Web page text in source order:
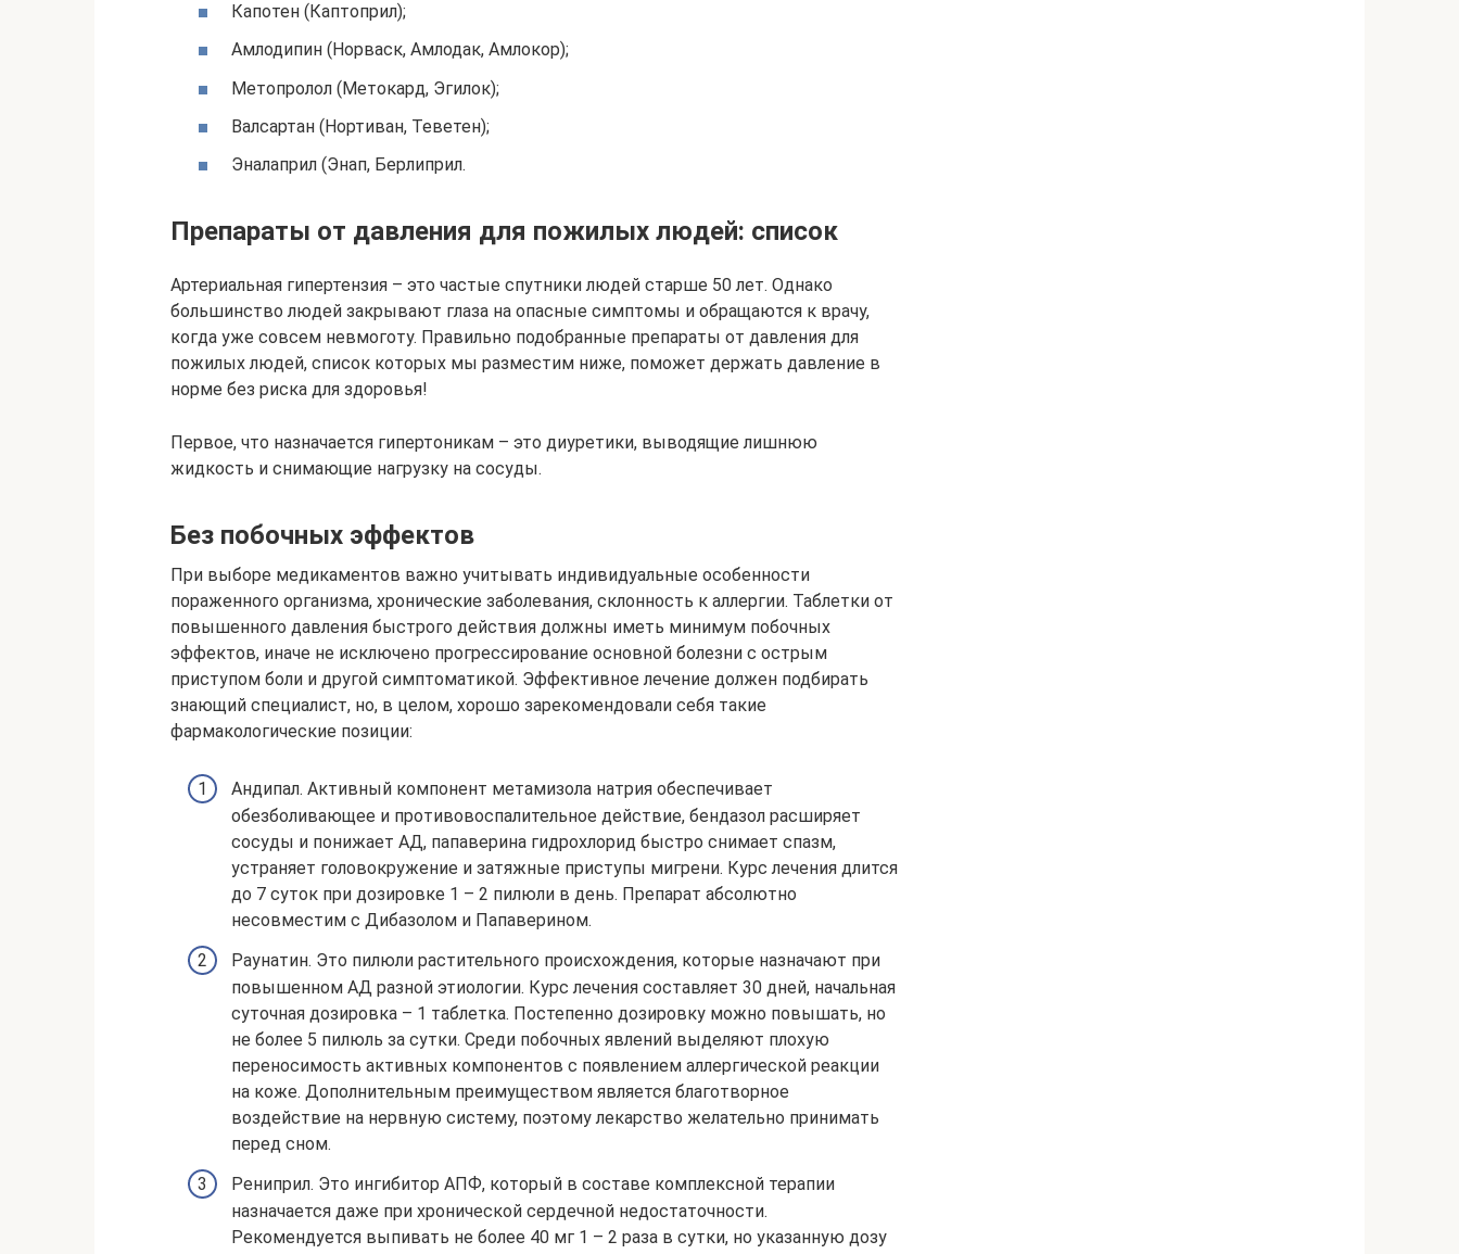
Капотен (Каптоприл);
Амлодипин (Норваск, Амлодак, Амлокор);
Метопролол (Метокард, Эгилок);
Валсартан (Нортиван, Теветен);
Эналаприл (Энап, Берлиприл.
Препараты от давления для пожилых людей: список
Артериальная гипертензия – это частые спутники людей старше 50 лет. Однако
большинство людей закрывают глаза на опасные симптомы и обращаются к врачу,
когда уже совсем невмоготу. Правильно подобранные препараты от давления для
пожилых людей, список которых мы разместим ниже, поможет держать давление в
норме без риска для здоровья!
Первое, что назначается гипертоникам – это диуретики, выводящие лишнюю
жидкость и снимающие нагрузку на сосуды.
Без побочных эффектов
При выборе медикаментов важно учитывать индивидуальные особенности
пораженного организма, хронические заболевания, склонность к аллергии. Таблетки от
повышенного давления быстрого действия должны иметь минимум побочных
эффектов, иначе не исключено прогрессирование основной болезни с острым
приступом боли и другой симптоматикой. Эффективное лечение должен подбирать
знающий специалист, но, в целом, хорошо зарекомендовали себя такие
фармакологические позиции:
Андипал. Активный компонент метамизола натрия обеспечивает
обезболивающее и противовоспалительное действие, бендазол расширяет
сосуды и понижает АД, папаверина гидрохлорид быстро снимает спазм,
устраняет головокружение и затяжные приступы мигрени. Курс лечения длится
до 7 суток при дозировке 1 – 2 пилюли в день. Препарат абсолютно
несовместим с Дибазолом и Папаверином.
Раунатин. Это пилюли растительного происхождения, которые назначают при
повышенном АД разной этиологии. Курс лечения составляет 30 дней, начальная
суточная дозировка – 1 таблетка. Постепенно дозировку можно повышать, но
не более 5 пилюль за сутки. Среди побочных явлений выделяют плохую
переносимость активных компонентов с появлением аллергической реакции
на коже. Дополнительным преимуществом является благотворное
воздействие на нервную систему, поэтому лекарство желательно принимать
перед сном.
Рениприл. Это ингибитор АПФ, который в составе комплексной терапии
назначается даже при хронической сердечной недостаточности.
Рекомендуется выпивать не более 40 мг 1 – 2 раза в сутки, но указанную дозу